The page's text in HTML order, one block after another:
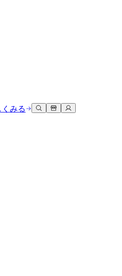
に2Dおよび3Dゲームを構築
イテレーション
のプラットフォームを見る
イブゲームオペレーション
トを構築およびレビューする
作成する
リファレンス
跡
ベント
する
ング
ベルアップ
めましょう
クティス
ト
く達成する
くみる